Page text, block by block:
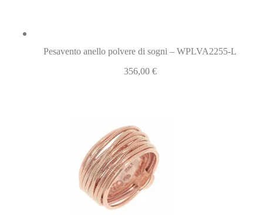
Pesavento anello polvere di sogni – WPLVA2255-L
356,00 €